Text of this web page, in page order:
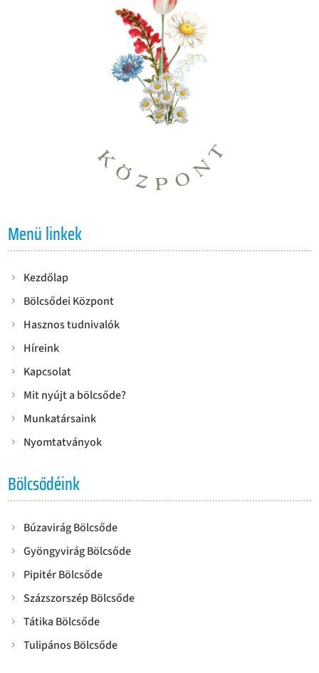
Menü linkek
Kezdőlap
Bölcsődei Központ
Hasznos tudnivalók
Híreink
Kapcsolat
Mit nyújt a bölcsőde?
Munkatársaink
Nyomtatványok
Bölcsődéink
Búzavirág Bölcsőde
Gyöngyvirág Bölcsőde
Pipitér Bölcsőde
Százszorszép Bölcsőde
Tátika Bölcsőde
Tulipános Bölcsőde